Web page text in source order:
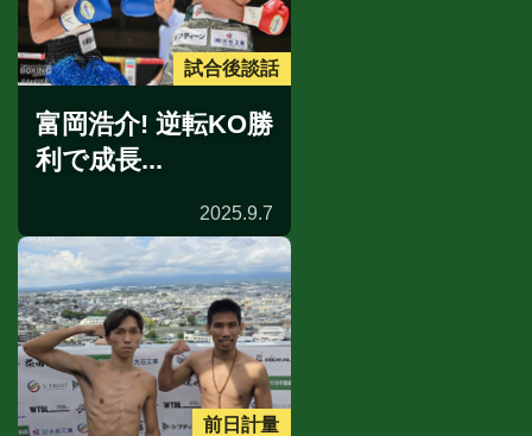
試合後談話
富岡浩介! 逆転KO勝
利で成長...
2025.9.7
前日計量